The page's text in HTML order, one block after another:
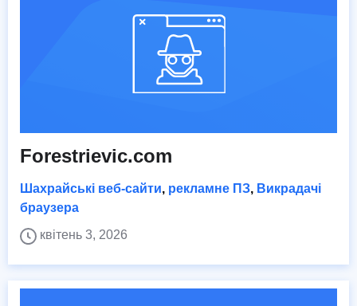
Forestrievic.com
Шахрайські веб-сайти, рекламне ПЗ, Викрадачі
браузера
квітень 3, 2026